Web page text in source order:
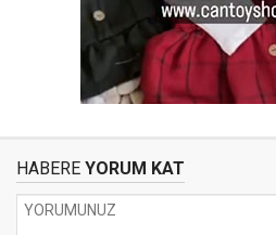
HABERE YORUM KAT